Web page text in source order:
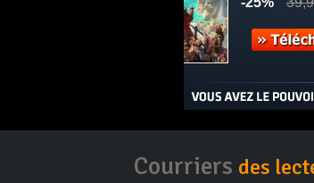
Courriers des